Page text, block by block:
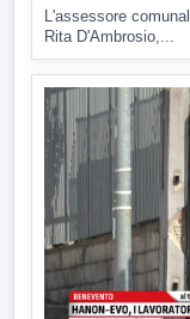
L'assessore
Rita D'Ambrosio,...